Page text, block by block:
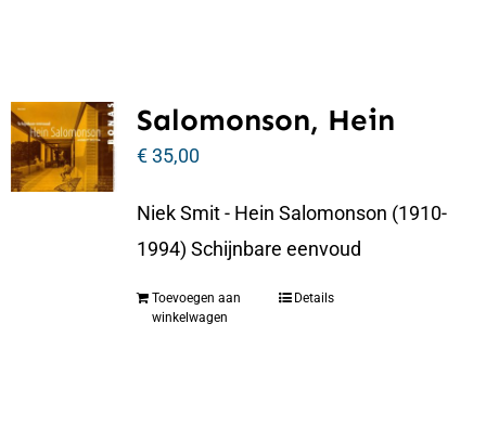
Salomonson, Hein
€35,00
Niek Smit - Hein Salomonson (1910-
1994) Schijnbare eenvoud
Toevoegen aan
winkelwagen
Details